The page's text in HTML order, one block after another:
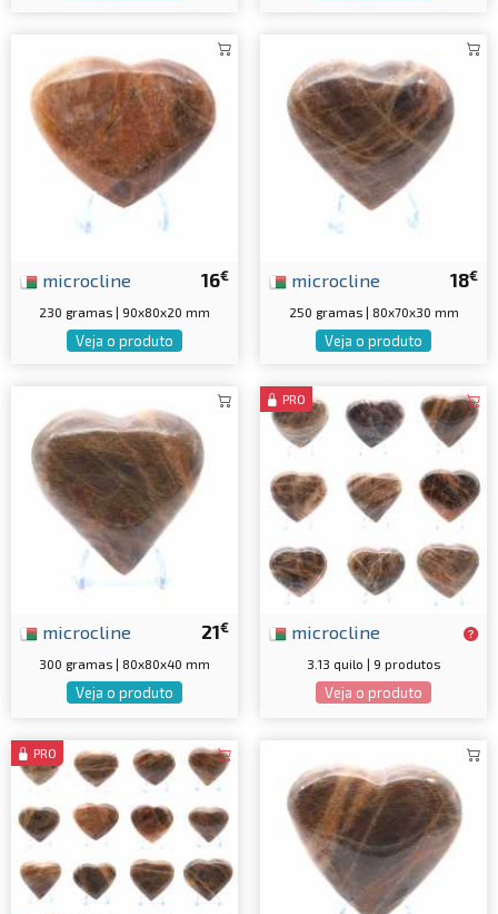
16€
microcline
230 gramas | 90x80x20 mm
Veja o produto
18€
microcline
250 gramas | 80x70x30 mm
Veja o produto
21€
microcline
300 gramas | 80x80x40 mm
Veja o produto
PRO
microcline
3.13 quilo | 9 produtos
Veja o produto
PRO